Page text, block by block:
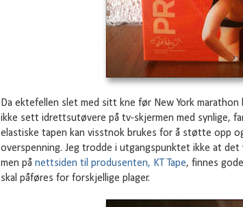
Da ektefellen slet med sitt kne før New York
ikke sett idrettsutøvere på tv-skjermen med synlige,
elastiske tapen kan visstnok brukes for å støtte opp
overspenning. Jeg trodde i utgangspunktet ikke at
men på nettsiden til produsenten, KT Tape, finnes
skal påføres for forskjellige plager.